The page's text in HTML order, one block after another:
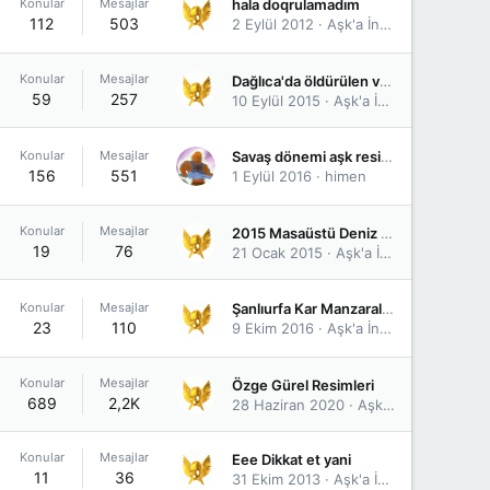
112 503
hala doqrulamadım
2 Eylül 2012
Aşk'a İnanmışt'ı
Konular
59
Mesajlar
257
Dağlıca'da öldürülen ve yaralı ele geçirilen teröristler
10 Eylül 2015
Aşk'a İnanmışt'ı
Konular
156
Mesajlar
551
Savaş dönemi aşk resimleri
1 Eylül 2016
himen
Konular
19
Mesajlar
76
2015 Masaüstü Deniz Dalgası Fotoğrafları
21 Ocak 2015
Aşk'a İnanmışt'ı
Konular
23
Mesajlar
110
Şanlıurfa Kar Manzaraları
9 Ekim 2016
Aşk'a İnanmışt'ı
Konular
689
Mesajlar
2,2K
Özge Gürel Resimleri
28 Haziran 2020
Aşk'a İnanmışt'ı
Konular
11
Mesajlar
36
Eee Dikkat et yani
31 Ekim 2013
Aşk'a İnanmışt'ı